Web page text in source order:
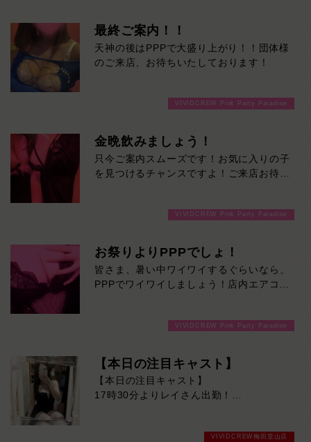
最終ご案内！！
天神の後はPPPで大盛り上がり！！団体様
のご来店、お待ちいたしております！
VIVIDCREW Pink Party Paradise
金晩飲みましょう！
只今ご案内スムーズです！お気に入りの子
を見つけるチャンスですよ！ご来店お待ち
VIVIDCREW Pink Party Paradise
お祭りよりPPPでしょ！
皆さま、暑い中ワイワイするぐらいなら、
PPPでワイワイしましょう！店内エアコン
VIVIDCREW Pink Party Paradise
【本日の注目キャスト】
【本日の注目キャスト】
17時30分よりレイさん出勤！
上品な雰囲気の中にふと見せる柔らかな笑
VIVIDCREW梅田堂山店